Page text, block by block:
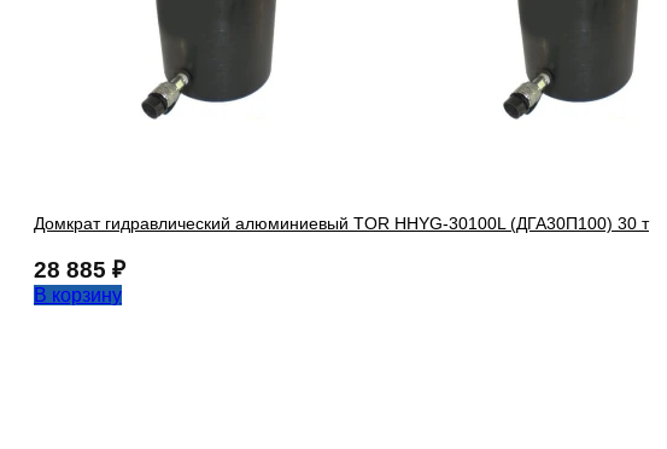
Домкрат гидравлический алюминиевый TOR HHYG-30100L (ДГА30П100) 30 т
28 885 ₽
В корзину